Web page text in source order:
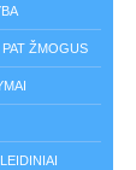
ŽMOGUS